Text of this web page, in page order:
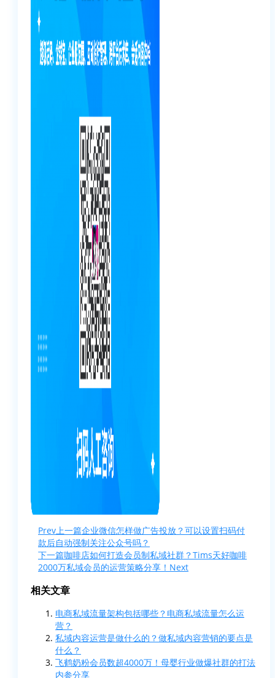
Prev上一篇企业微信怎样做广告投放？可以设置扫码付
款后自动强制关注公众号吗？
下一篇咖啡店如何打造会员制私域社群？Tims天好咖啡
2000万私域会员的运营策略分享！ Next
相关文章
电商私域流量架构包括哪些？电商私域流量怎么运
营？
私域内容运营是做什么的？做私域内容营销的要点是
什么？
飞鹤奶粉会员数超4000万！母婴行业做爆社群的打法
内参分享